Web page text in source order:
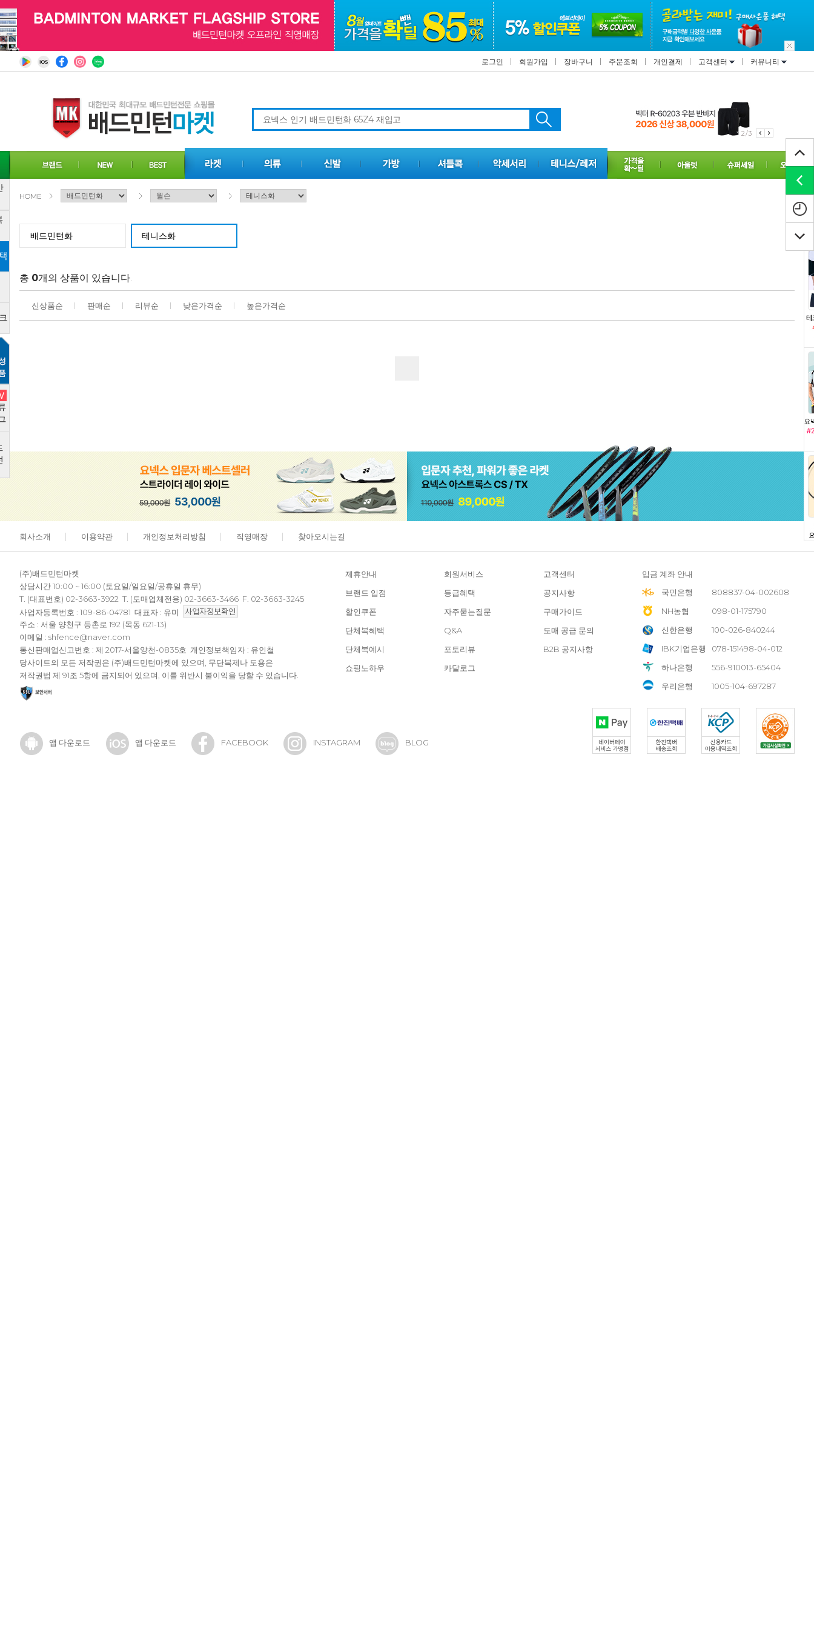
로그인 회원가입 장바구니 주문조회 개인결제 고객센터 커뮤니티
2/3
HOME
배드민턴화 테니스화
총 0개의 상품이 있습니다.
신상품순 판매순 리뷰순 낮은가격순 높은가격순
회사소개 이용약관 개인정보처리방침 직영매장 찾아오시는길
(주)배드민턴마켓
상담시간 10:00 ~ 16:00 (토요일/일요일/공휴일 휴무)
T. (대표번호) 02-3663-3922 T. (도매업체전용) 02-3663-3466 F. 02-3663-3245
사업자등록번호 : 109-86-04781 대표자 : 유미
주소 : 서울 양천구 등촌로 192 (목동 621-13)
이메일 : shfence@naver.com
통신판매업신고번호 : 제 2017-서울양천-0835호 개인정보책임자 : 유인철
당사이트의 모든 저작권은 (주)배드민턴마켓에 있으며, 무단복제나 도용은
저작권법 제 91조 5항에 금지되어 있으며, 이를 위반시 불이익을 당할 수 있습니다.
제휴안내 회원서비스
고객센터
브랜드 입점
등급혜택
공지사항
할인쿠폰
자주묻는질문
구매가이드
단체복혜택
Q&A
도매 공급 문의
단체복예시
포토리뷰
B2B 공지사항
쇼핑노하우
카달로그
입금 계좌 안내
국민은행
808837-04-002608
NH농협
098-01-175790
신한은행
100-026-840244
IBK기업은행
078-151498-04-012
하나은행
556-910013-65404
우리은행
1005-104-697287
앱 다운로드 앱 다운로드 FACEBOOK INSTAGRAM BLOG